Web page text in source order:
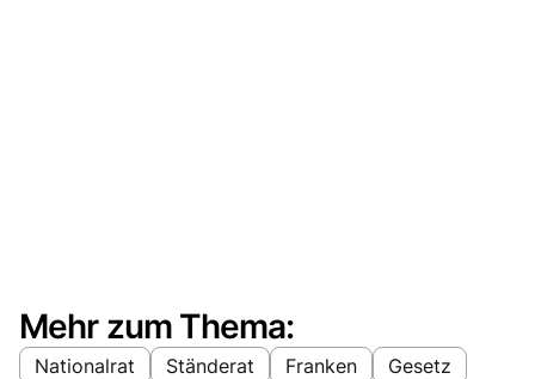
Mehr zum Thema:
Nationalrat Ständerat Franken
Gesetz